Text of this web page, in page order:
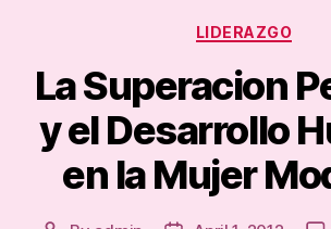
Categories
LIDERAZGO
La Superacion
y el Desarrollo
en la Mujer